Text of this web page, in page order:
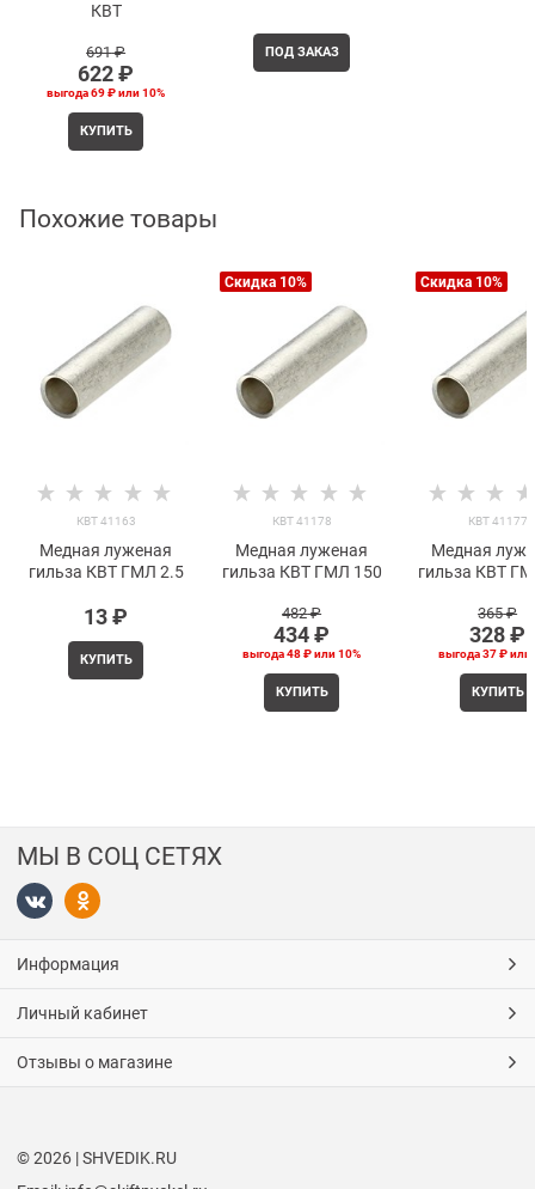
КВТ
691 ₽
622 ₽
выгода69 ₽или10%
КУПИТЬ
ПОД ЗАКАЗ
Похожие товары
КВТ 41163
Медная луженая
гильза КВТ ГМЛ 2.5
13 ₽
КУПИТЬ
Скидка 10%
КВТ 41178
Медная луженая
гильза КВТ ГМЛ 150
482 ₽
434 ₽
выгода48 ₽или10%
КУПИТЬ
Скидка 10%
КВТ 41177
Медная
гильза КВТ
365 ₽
328 ₽
выгода37 ₽или
КУПИТЬ
МЫ В СОЦ СЕТЯХ
Информация
Личный кабинет
Отзывы о магазине
© 2026 | SHVEDIK.RU